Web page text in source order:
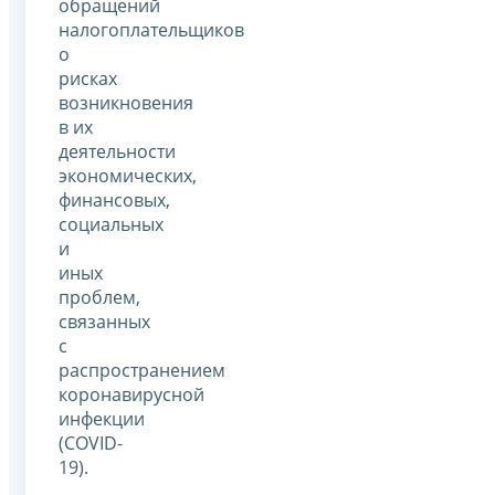
обращений
налогоплательщиков
о
рисках
возникновения
в их
деятельности
экономических,
финансовых,
социальных
и
иных
проблем,
связанных
с
распространением
коронавирусной
инфекции
(COVID-
19).